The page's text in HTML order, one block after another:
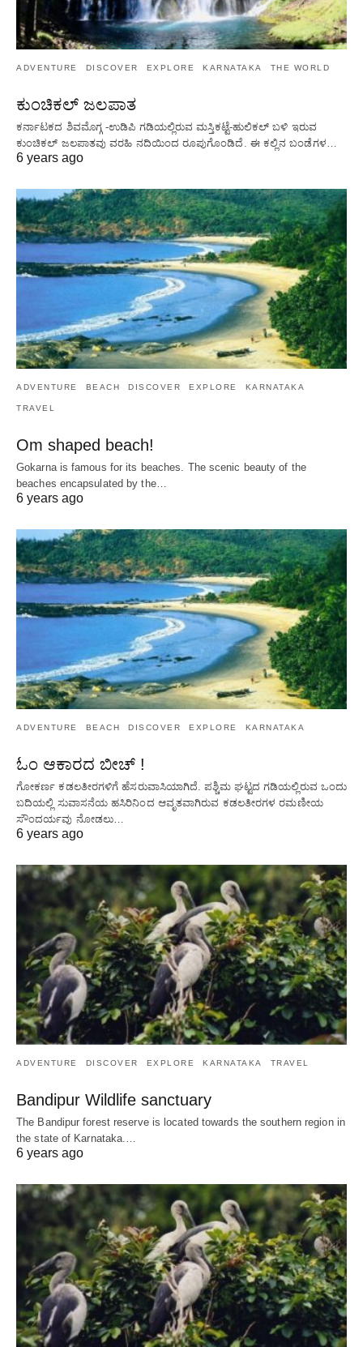
ADVENTURE DISCOVER EXPLORE KARNATAKA THE WORLD
ಕುಂಚಿಕಲ್ ಜಲಪಾತ
ಕರ್ನಾಟಕದ ಶಿವಮೊಗ್ಗ -ಉಡಿಪಿ ಗಡಿಯಲ್ಲಿರುವ ಮಸ್ತಿಕಟ್ಟೆ-ಹುಲಿಕಲ್ ಬಳಿ ಇರುವ
ಕುಂಚಿಕಲ್ ಜಲಪಾತವು ವರಹಿ ನದಿಯಿಂದ ರೂಪುಗೊಂಡಿದೆ. ಈ ಕಲ್ಲಿನ ಬಂಡೆಗಳ…
6 years ago
ADVENTURE BEACH DISCOVER EXPLORE KARNATAKA
TRAVEL
Om shaped beach!
Gokarna is famous for its beaches. The scenic beauty of the
beaches encapsulated by the…
6 years ago
ADVENTURE BEACH DISCOVER EXPLORE KARNATAKA
ಓಂ ಆಕಾರದ ಬೀಚ್ !
ಗೋಕರ್ಣ ಕಡಲತೀರಗಳಿಗೆ ಹೆಸರುವಾಸಿಯಾಗಿದೆ. ಪಶ್ಚಿಮ ಘಟ್ಟದ ​​ಗಡಿಯಲ್ಲಿರುವ ಒಂದು
ಬದಿಯಲ್ಲಿ ಸುವಾಸನೆಯ ಹಸಿರಿನಿಂದ ಆವೃತವಾಗಿರುವ ಕಡಲತೀರಗಳ ರಮಣೀಯ
ಸೌಂದರ್ಯವು ನೋಡಲು…
6 years ago
ADVENTURE DISCOVER EXPLORE KARNATAKA TRAVEL
Bandipur Wildlife sanctuary
The Bandipur forest reserve is located towards the southern region in
the state of Karnataka.…
6 years ago